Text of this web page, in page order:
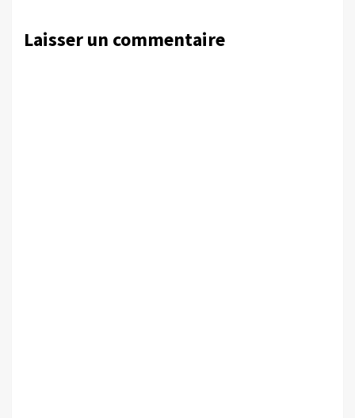
Laisser un commentaire